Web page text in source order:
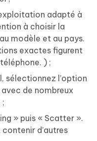
adapté à
à choisir la
modèle et au pays.
exactes figurent
) ;
sélectionnez l’option
de nombreux
» puis « Scatter ».
d’autres